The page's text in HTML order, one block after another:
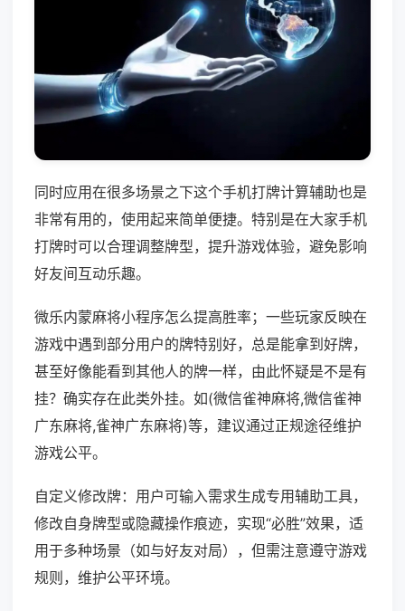
同时应用在很多场景之下这个手机打牌计算辅助也是
非常有用的，使用起来简单便捷。特别是在大家手机
打牌时可以合理调整牌型，提升游戏体验，避免影响
好友间互动乐趣。
微乐内蒙麻将小程序怎么提高胜率；一些玩家反映在
游戏中遇到部分用户的牌特别好，总是能拿到好牌，
甚至好像能看到其他人的牌一样，由此怀疑是不是有
挂？确实存在此类外挂。如(微信雀神麻将,微信雀神
广东麻将,雀神广东麻将)等，建议通过正规途径维护
游戏公平。
自定义修改牌：用户可输入需求生成专用辅助工具，
修改自身牌型或隐藏操作痕迹，实现“必胜”效果，适
用于多种场景（如与好友对局），但需注意遵守游戏
规则，维护公平环境。